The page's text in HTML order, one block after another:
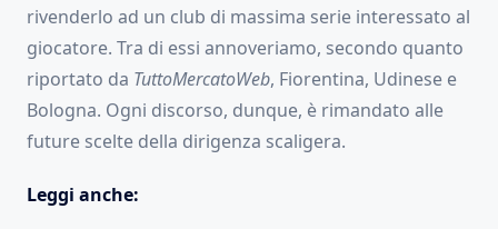
rivenderlo ad un club di massima serie interessato al
giocatore. Tra di essi annoveriamo, secondo quanto
riportato da TuttoMercatoWeb, Fiorentina, Udinese e
Bologna. Ogni discorso, dunque, è rimandato alle
future scelte della dirigenza scaligera.
Leggi anche: